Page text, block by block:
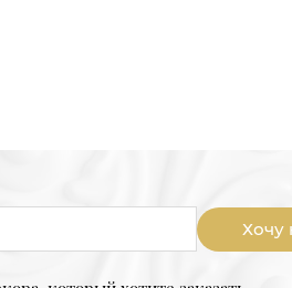
Хочу